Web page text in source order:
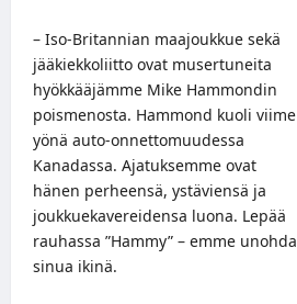
– Iso-Britannian maajoukkue sekä
jääkiekkoliitto ovat musertuneita
hyökkääjämme Mike Hammondin
poismenosta. Hammond kuoli viime
yönä auto-onnettomuudessa
Kanadassa. Ajatuksemme ovat
hänen perheensä, ystäviensä ja
joukkuekavereidensa luona. Lepää
rauhassa ”Hammy” – emme unohda
sinua ikinä.